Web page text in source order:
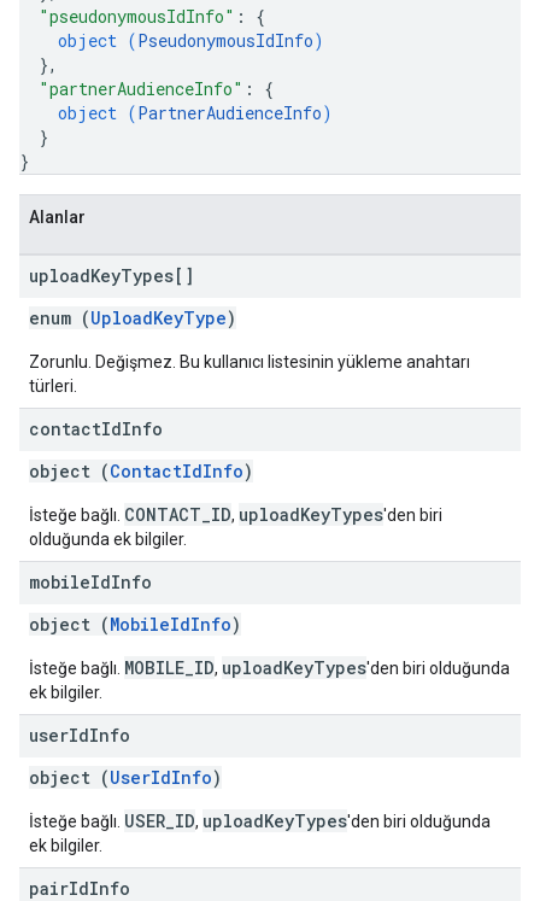
"pseudonymousIdInfo" : {
object (PseudonymousIdInfo)
},
"partnerAudienceInfo" : {
object (PartnerAudienceInfo)
}
}
Alanlar
uploadKeyTypes[]
enum (UploadKeyType)
Zorunlu. Değişmez. Bu kullanıcı listesinin yükleme anahtarı
türleri.
contactIdInfo
object (ContactIdInfo)
İsteğe bağlı. CONTACT_ID, uploadKeyTypes'den biri
olduğunda ek bilgiler.
mobileIdInfo
object (MobileIdInfo)
İsteğe bağlı. MOBILE_ID, uploadKeyTypes'den biri olduğunda
ek bilgiler.
userIdInfo
object (UserIdInfo)
İsteğe bağlı. USER_ID, uploadKeyTypes'den biri olduğunda
ek bilgiler.
pairIdInfo